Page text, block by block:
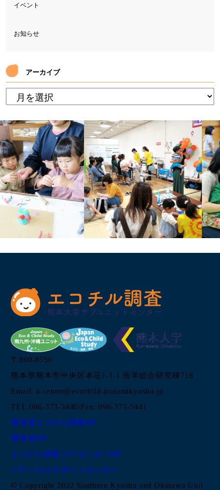
イベント
お知らせ
アーカイブ
〒860-8556
熊本県熊本市中央区本荘1-1-1 医学総合研究棟718
Email: u-center@ecochild-minamikyushu.jp
TEL:096-373-5440/Fax: 096-373-5441
環境省エコチル調査HP
環境省HP
エコチル調査コアセンターHP
メディカルサポートセンター
© Copyright 2022 Southern Kyushu and Okinawa Unit